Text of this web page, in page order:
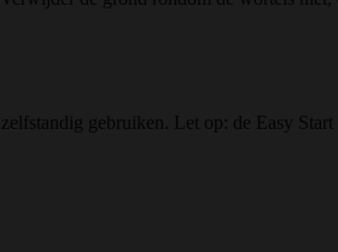
gebruiken. Let op: de Easy Start